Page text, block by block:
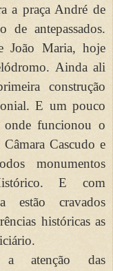
a praça André de
antepassados.
João Maria, hoje
Ainda ali
construção
E um pouco
onde funcionou o
Cascudo e
monumentos
E com
estão cravados
históricas as
a atenção das